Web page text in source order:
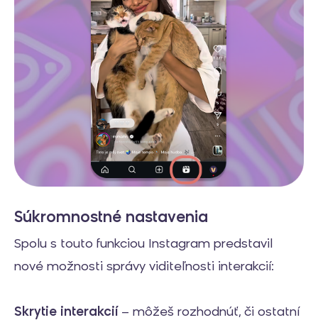
Súkromnostné nastavenia
Spolu s touto funkciou Instagram predstavil
nové možnosti správy viditeľnosti interakcií:
Skrytie interakcií – môžeš rozhodnúť, či ostatní